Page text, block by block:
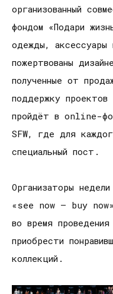
организованный
фондом «Подари
одежды,
пожертвованы
полученные от
поддержку
пройдёт в online-
SFW, где для
специальный пост.
Организаторы
«see now – buy
во время
приобрести
коллекций.